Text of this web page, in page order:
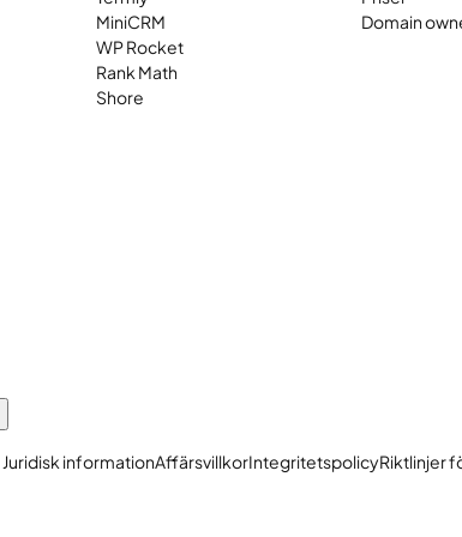
MiniCRM
WP Rocket
Rank Math
Shore
Domain
Juridisk informationAffärsvillkorIntegritetspolicyRiktlinjer